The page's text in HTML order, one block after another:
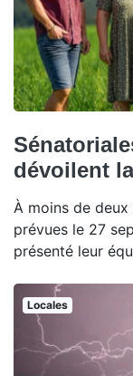
dévoilent
À moins de
prévues le 27
présenté leur
Locales